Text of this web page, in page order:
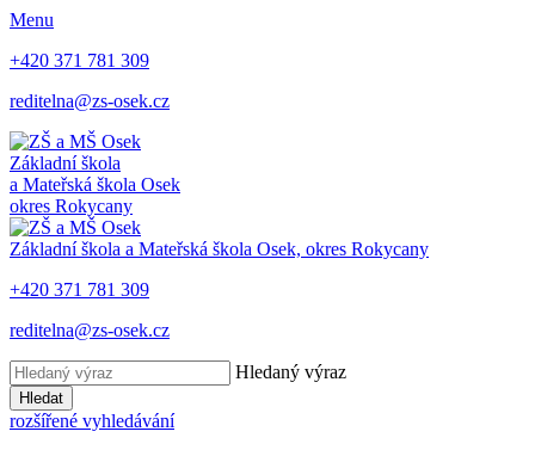
Menu
+420 371 781 309
reditelna@zs-osek.cz
Základní škola
a Mateřská škola Osek
okres Rokycany
Základní škola a Mateřská škola Osek, okres Rokycany
+420 371 781 309
reditelna@zs-osek.cz
Hledaný výraz
Hledat
rozšířené vyhledávání